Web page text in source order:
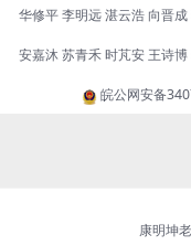
华修平 李明远 湛云浩 向晋
安嘉沐 苏青禾 时芃安 王诗
皖公网安备
康明坤